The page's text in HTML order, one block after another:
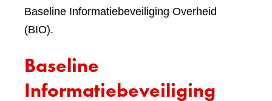
Baseline Informatiebeveiliging Overheid
(BIO).
Baseline
Informatiebeveiliging